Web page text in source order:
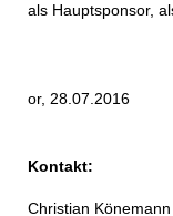
als Hauptsponsor,
or, 28.07.2016
Kontakt:
Christian Könemann